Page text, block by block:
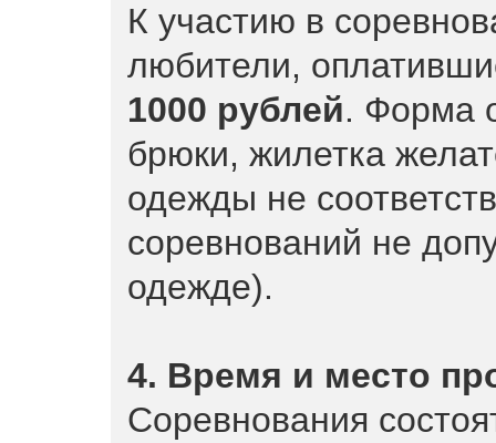
К участию в
любители,
1000 рублей. Форма
брюки, жилетка
одежды не
соревнований не
одежде).
4. Время и место
Соревнования